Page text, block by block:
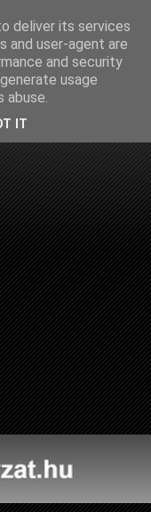
deliver its services
and user-agent are
and security
usage
abuse.
IT